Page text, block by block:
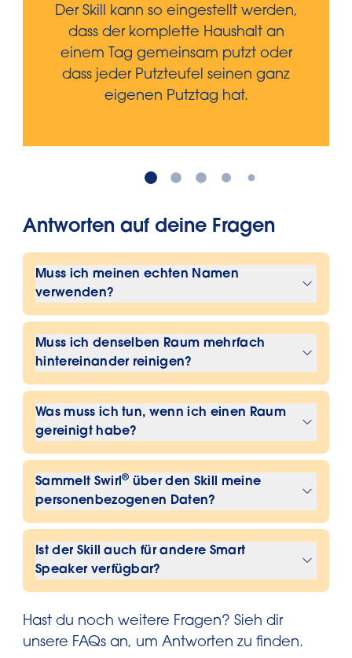
Der Skill kann so eingestellt werden,
dass der komplette Haushalt an
einem Tag gemeinsam putzt oder
dass jeder Putzteufel seinen ganz
eigenen Putztag hat.
Antworten auf deine Fragen
Muss ich meinen echten Namen
verwenden?
Bei Einrichtung des Putzplan-Skills
kannst du entweder deinen
tatsächlichen Vornamen oder einen
Tier- bzw. Fiktivnamen nennen.
Muss ich denselben Raum mehrfach
hintereinander reinigen?
Der Skill achtet darauf, dass die
Aufgaben jede Woche auf sinnvolle
und faire Weise neu verteilt werden. So
kommt jeder mal dran – und kein
Raum wird vergessen.
Was muss ich tun, wenn ich einen Raum
gereinigt habe?
Wenn die Aufgabe erledigt ist, musst
du dem Skill nur kurz Bescheid geben,
damit er dies bei der weiteren Planung
berücksichtigen kann.
Sammelt Swirl® über den Skill meine
personenbezogenen Daten?
Swirl®sammelt und speichert über den
Putzplan-Skill keine
personenbezogenen Daten. Weitere
Informationen findest du in
unsererDatenschutzerklärung.
Ist der Skill auch für andere Smart
Speaker verfügbar?
für Amazon Alexa verfügbar.
Hast du noch weitere Fragen? Sieh dir
unsere FAQs an, um Antworten zu finden.